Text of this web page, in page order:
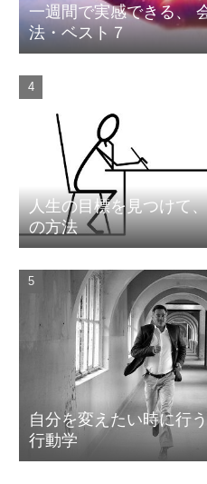
一週間で実感できる、
法・ベスト７
人生の目標を見つけて
の方法
自分を変えたい時に行
行動学